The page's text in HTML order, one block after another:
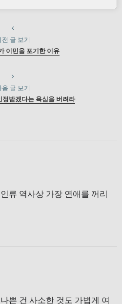
전 글 보기
이민을 포기한 이유
음 글 보기
받겠다는 욕심을 버려라
류 역사상 가장 연애를 꺼리
쁜 건 사소한 것도 가볍게 여